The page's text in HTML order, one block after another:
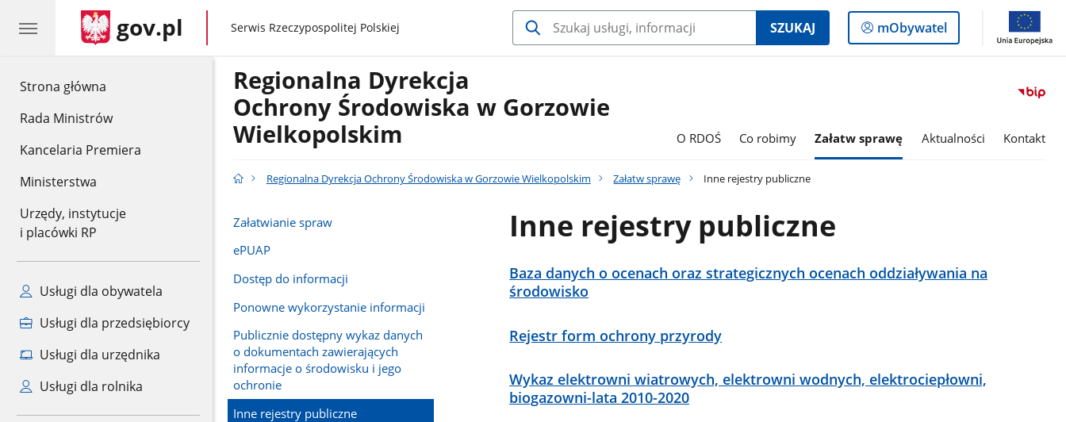
Strona główna
Rada Ministrów
Kancelaria Premiera
Ministerstwa
Urzędy, instytucje
i placówki RP
Usługi dla obywatela
Usługi dla przedsiębiorcy
Usługi dla urzędnika
Usługi dla rolnika
gov.pl gov.pl
Serwis Rzeczypospolitej Polskiej SZUKAJ
Logowanie
do
mObywatel
Regionalna Dyrekcja
Ochrony Środowiska w Gorzowie
Wielkopolskim
O RDOŚ Co robimy Załatw sprawę Aktualności Kontakt
Regionalna Dyrekcja Ochrony Środowiska w Gorzowie Wielkopolskim Załatw sprawę Inne rejestry publiczne
Załatwianie spraw
ePUAP
Dostęp do informacji
Ponowne wykorzystanie informacji
Publicznie dostępny wykaz danych
o dokumentach zawierających
informacje o środowisku i jego
ochronie
Inne rejestry publiczne
Inne rejestry publiczne
Baza danych o ocenach oraz strategicznych ocenach oddziaływania na
środowisko
Rejestr form ochrony przyrody
Wykaz elektrowni wiatrowych, elektrowni wodnych, elektrociepłowni,
biogazowni-lata 2010-2020